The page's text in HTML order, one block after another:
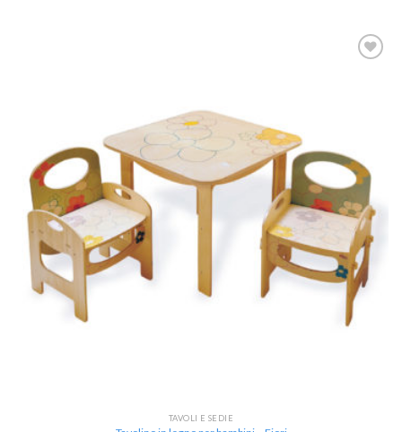
TAVOLI E SEDIE